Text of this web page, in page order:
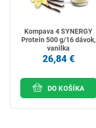
Kompava 4 SYNERGY
Protein 500 g/16 dávok,
vanilka
26,84 €
DO KOŠÍKA